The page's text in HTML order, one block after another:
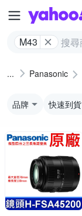
M43
Panasonic
品牌 快速到貨